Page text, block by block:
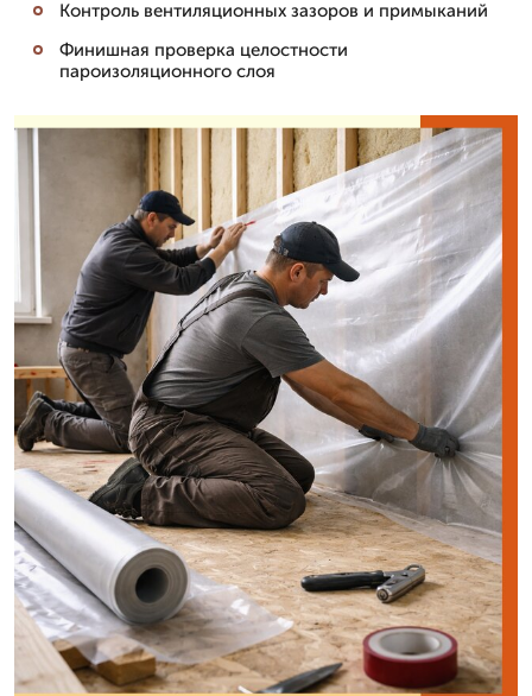
Контроль вентиляционных зазоров и примыканий
Финишная проверка целостности
пароизоляционного слоя